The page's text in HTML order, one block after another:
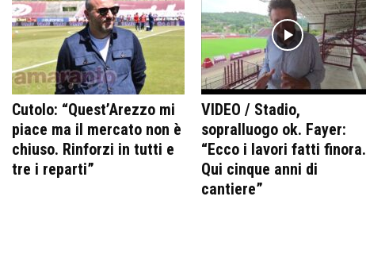
Cutolo: “Quest’Arezzo mi
piace ma il mercato non è
chiuso. Rinforzi in tutti e
tre i reparti”
VIDEO / Stadio,
sopralluogo ok. Fayer:
“Ecco i lavori fatti finora.
Qui cinque anni di
cantiere”